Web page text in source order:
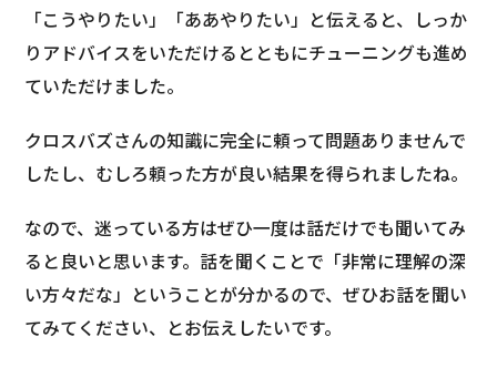
「こうやりたい」「ああやりたい」と伝えると、しっか
りアドバイスをいただけるとともにチューニングも進め
ていただけました。
クロスバズさんの知識に完全に頼って問題ありませんで
したし、むしろ頼った方が良い結果を得られましたね。
なので、迷っている方はぜひ一度は話だけでも聞いてみ
ると良いと思います。話を聞くことで「非常に理解の深
い方々だな」ということが分かるので、ぜひお話を聞い
てみてください、とお伝えしたいです。